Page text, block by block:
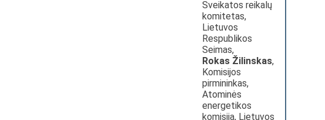
Sveikatos reikalų
komitetas,
Lietuvos
Respublikos
Seimas,
Rokas Žilinskas,
Komisijos
pirmininkas,
Atominės
energetikos
komisija, Lietuvos